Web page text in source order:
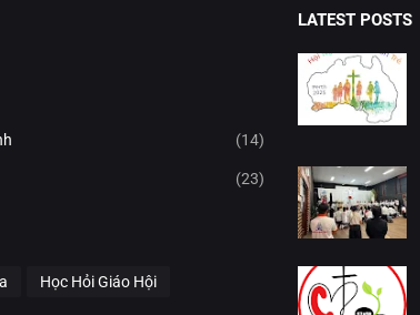
(14)
(23)
Học Hỏi Giáo Hội
LATEST POSTS